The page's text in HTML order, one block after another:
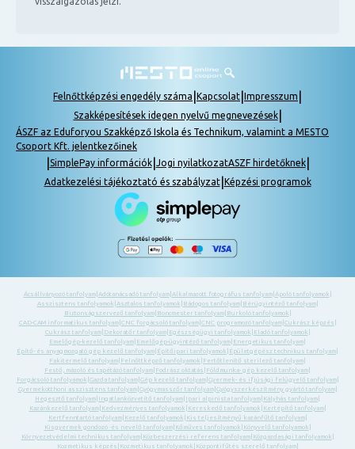
Felnőttképzési engedély száma Kapcsolat Impresszum
Szakképesítések idegen nyelvű megnevezések|
ÁSZF az Eduforyou Szakképző Iskola és Technikum, valamint a MESTO
Csoport Kft. jelentkezőinek
SimplePay információk| Jogi nyilatkozatASZF hirdetőknek|
Adatkezelési tájékoztató és szabályzat| Képzési programok
Ácsállványozó tanfolyam| Adótanácsadó tanfolyam| Alkalmazott fotográfus tanfolyam| Ápoló tanfolyamok
Asszisztens tanfolyamok Asztalos tanfolyamok Bádogos tanfolyam| Bérügyintéző tanfolyam|
Biztonságszervező tanfolyam| Boncmester tanfolyam| Burkoló tanfolyamok
CAD-CAM informatikus tanfolyam| CNC forgácsoló tanfolyam| CNC programozó tanfolyam| Cukrász képzés
Cukrász tanfolyam| Dekoratőr tanfolyam| Egészségügyi tanfolyamok Eladó tanfolyamok
Emelőgép-kezelő tanfolyam Emelőgép-ügyintéző tanfolyam Energetikus tanfolyam
Építő- és anyagmozgató gép kezelő tanfolyam Építőipari tanfolyamok Épületgépész technikus tanfolyam
Fakitermelő tanfolyam Felnőttképző tanfolyamok Fertőtlenítő sterilező tanfolyam
Festő, mázoló és tapétázó tanfolyam Fodrász oktatás Földmunka- gép kezelő tanfolyam
Forgácsoló tanfolyamok Gazda tanfolyam| Gép kezelő tanfolyam| Gyermek- és ifjúsági felügyelő tanfolyam|
Gyermekotthoni asszisztens tanfolyam| Gyógymasszőr tanfolyam| Gyógyszerkészítmény gyártó tanfolyam|
Hegesztő tanfolyam Ingatlanközvetítő tanfolyam Ipari alpinista tanfolyam Kályhás tanfolyam
Kazánkezelő tanfolyam| Kedvezményes tanfolyamok Kereskedő tanfolyamok Kertépítő tanfolyam|
Kertfenntartó tanfolyam| Kezelő tanfolyamok Kis teljesítményű kazánfűtő tanfolyam|
Kisgyermek gondozó -és nevelő tanfolyam| Kőműves tanfolyamok Könyvelő tanfolyamok
Környezetvédelmi technikus tanfolyam| Közbeszerzési referens tanfolyam| Közgazdasági tanfolyamok
Kozmetikus képzés Kozmetikus tanfolyamok Központifűtés szerelő tanfolyam|